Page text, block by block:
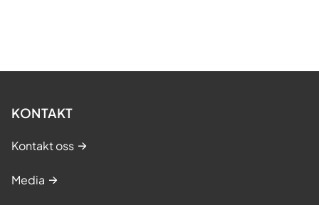
KONTAKT
Kontakt oss
Media